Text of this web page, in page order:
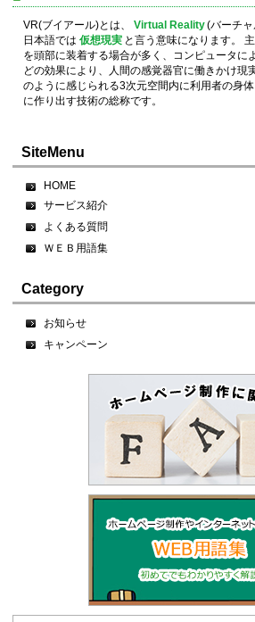
VR(ブイアール)とは、 Virtual Reality(バーチャ
日本語では 仮想現実 と言う意味になります。
を頭部に装着する場合が多く、コンピュータに
どの効果により、人間の感覚器官に働きかけ現
のように感じられる3次元空間内に利用者の身
に作り出す技術の総称です。
SiteMenu
HOME
サービス紹介
よくある質問
ＷＥＢ用語集
Category
お知らせ
キャンペーン